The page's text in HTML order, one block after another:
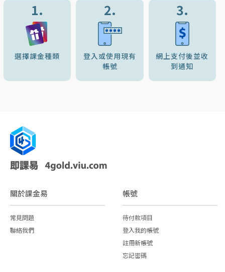
1.
選擇課金種類
2.
登入或使用現有
帳號
3.
網上支付後並收
到通知
關於課金易
常見問題
聯絡我們
帳號
待付款項目
登入我的帳號
註冊新帳號
忘記密碼